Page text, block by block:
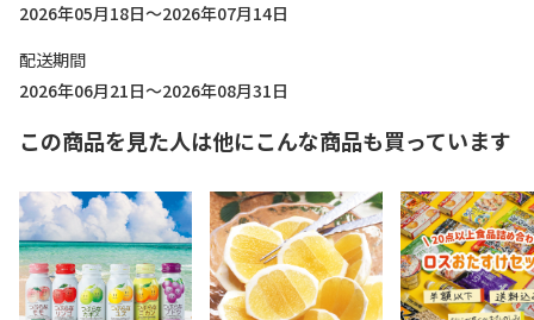
2026年05月18日～2026年07月14日
配送期間
2026年06月21日～2026年08月31日
この商品を見た人は他にこんな商品も買っています